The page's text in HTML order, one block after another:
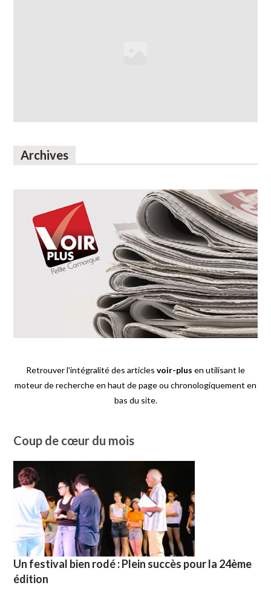
Archives
Retrouver l'intégralité des articles voir-plus en utilisant le
moteur de recherche en haut de page ou chronologiquement en
bas du site.
Coup de cœur du mois
Un festival bien rodé : Plein succès pour la 24ème
édition